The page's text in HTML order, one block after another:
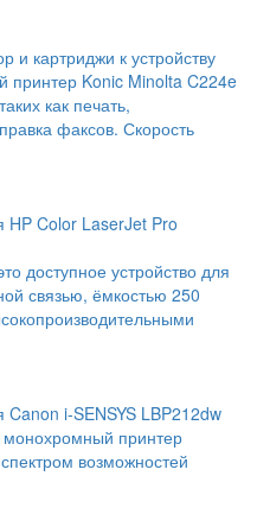
и картриджи к устройству
принтер Konic Minolta C224e
как печать,
факсов. Скорость
HP Color LaserJet Pro
доступное устройство для
связью, ёмкостью 250
i-SENSYS LBP212dw
принтер
возможностей